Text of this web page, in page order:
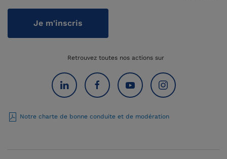
Je m'inscris
Retrouvez toutes nos actions sur
Notre charte de bonne conduite et de modération